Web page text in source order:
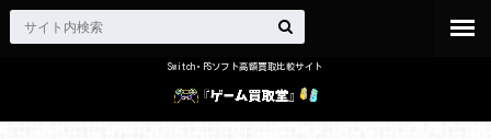
Switch・PSソフト高額買取比較サイト